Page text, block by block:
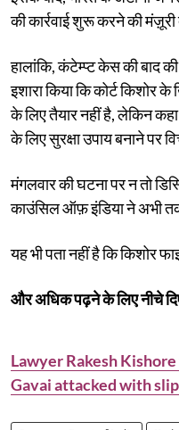
की कार्रवाई शुरू करने की मंज़ूरी
हालांकि, कंटेम्प्ट केस की बाद
इशारा किया कि कोर्ट किशोर
के लिए तैयार नहीं है, लेकिन
के लिए सुरक्षा उपाय बनाने पर
मंगलवार की घटना पर न तो
काउंसिल ऑफ़ इंडिया ने अभी
यह भी पता नहीं है कि किशोर
और अधिक पढ़ने के लिए नीचे
Lawyer Rakesh
Gavai attacked with